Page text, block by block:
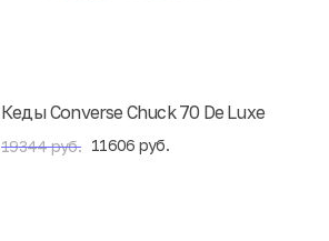
Кеды Converse Chuck 70 De Luxe
19344 руб. 11606 руб.